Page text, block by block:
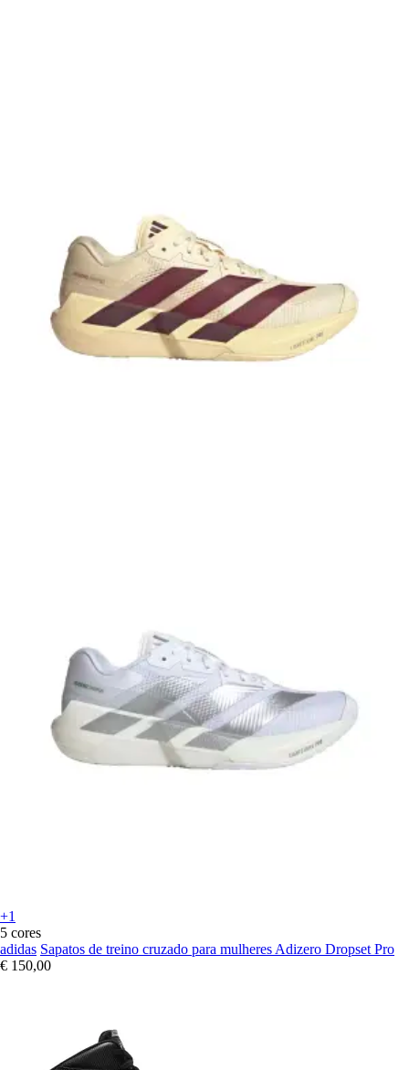
+1
5 cores
adidas Sapatos de treino cruzado para mulheres Adizero Dropset Pro
€ 150,00